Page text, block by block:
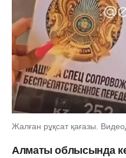
Жалған рұқсат қағазы.
Алматы облысында